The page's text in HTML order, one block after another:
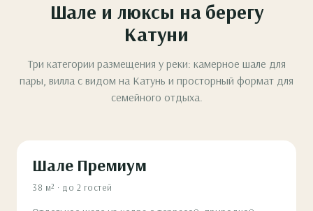
Шале и люксы на берегу
Катуни
Три категории размещения у реки: камерное шале для
пары, вилла с видом на Катунь и просторный формат для
семейного отдыха.
Шале Премиум
38 м² · до 2 гостей